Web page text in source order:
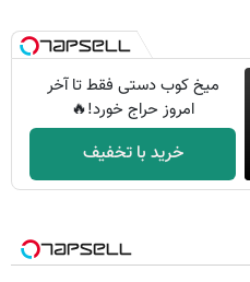
میخ کوب دستی فقط تا آخر
امروز حراج خورد!🔥
خرید با تخفیف